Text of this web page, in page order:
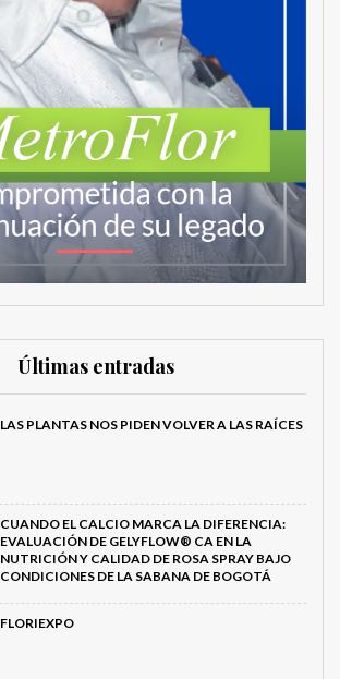
Últimas entradas
LAS PLANTAS NOS PIDEN VOLVER A LAS RAÍCES
CUANDO EL CALCIO MARCA LA DIFERENCIA:
EVALUACIÓN DE GELYFLOW® CA EN LA
NUTRICIÓN Y CALIDAD DE ROSA SPRAY BAJO
CONDICIONES DE LA SABANA DE BOGOTÁ
FLORIEXPO